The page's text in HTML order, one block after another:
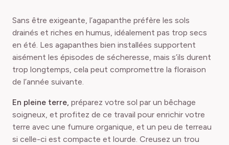
Sans être exigeante, l’agapanthe préfère les sols
drainés et riches en humus, idéalement pas trop secs
en été. Les agapanthes bien installées supportent
aisément les épisodes de sécheresse, mais s’ils durent
trop longtemps, cela peut compromettre la floraison
de l’année suivante.
En pleine terre, préparez votre sol par un bêchage
soigneux, et profitez de ce travail pour enrichir votre
terre avec une fumure organique, et un peu de terreau
si celle-ci est compacte et lourde. Creusez un trou